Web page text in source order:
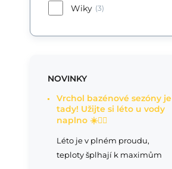
Wiky (3)
NOVINKY
Vrchol bazénové sezóny je
tady! Užijte si léto u vody
naplno ☀️🏊‍♂️
Léto je v plném proudu,
teploty šplhají k maximům